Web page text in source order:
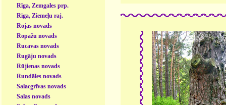
Rīga, Zemgales prp.
Rīga, Ziemeļu raj.
Rojas novads
Ropažu novads
Rucavas novads
Rugāju novads
Rūjienas novads
Rundāles novads
Salacgrīvas novads
Salas novads